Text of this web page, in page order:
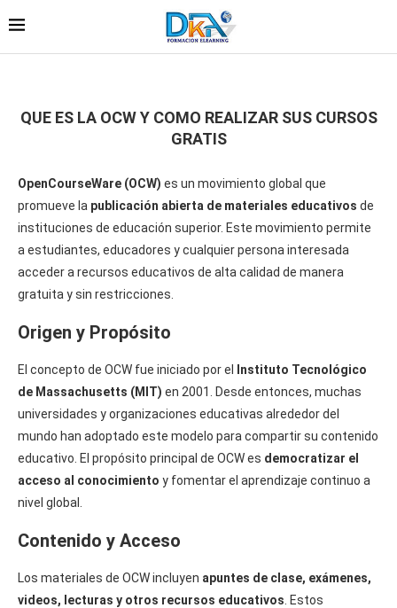
QUE ES LA OCW Y COMO REALIZAR SUS CURSOS
GRATIS
OpenCourseWare (OCW) es un movimiento global que
promueve la publicación abierta de materiales educativos de
instituciones de educación superior. Este movimiento permite
a estudiantes, educadores y cualquier persona interesada
acceder a recursos educativos de alta calidad de manera
gratuita y sin restricciones.
Origen y Propósito
El concepto de OCW fue iniciado por el
Instituto Tecnológico
de Massachusetts (MIT) en 2001. Desde entonces, muchas
universidades y organizaciones educativas alrededor del
mundo han adoptado este modelo para compartir su contenido
educativo. El propósito principal de OCW es democratizar el
acceso al conocimiento y fomentar el aprendizaje continuo a
nivel global.
Contenido y Acceso
Los materiales de OCW incluyen apuntes de clase, exámenes,
videos, lecturas y otros recursos educativos . Estos